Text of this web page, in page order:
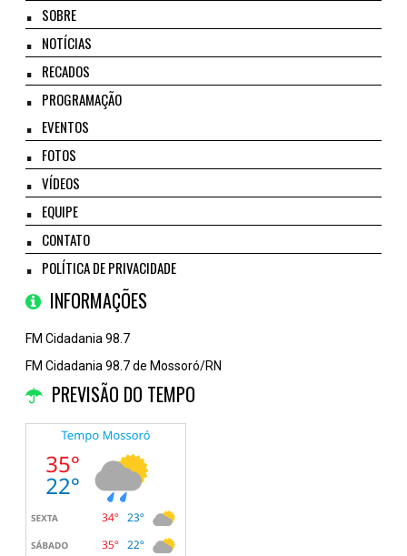
SOBRE
NOTÍCIAS
RECADOS
PROGRAMAÇÃO
EVENTOS
FOTOS
VÍDEOS
EQUIPE
CONTATO
POLÍTICA DE PRIVACIDADE
INFORMAÇÕES
FM Cidadania 98.7
FM Cidadania 98.7 de Mossoró/RN
PREVISÃO DO TEMPO